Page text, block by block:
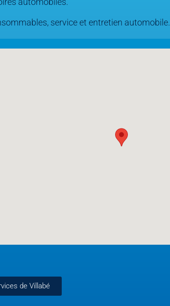
service et entretien automobile.
de Villabé